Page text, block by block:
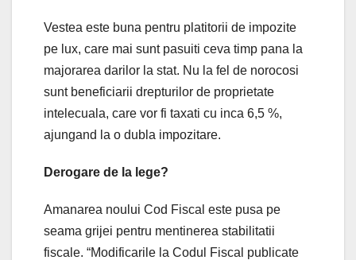
Vestea este buna pentru platitorii de impozite
pe lux, care mai sunt pasuiti ceva timp pana la
majorarea darilor la stat. Nu la fel de norocosi
sunt beneficiarii drepturilor de proprietate
intelecuala, care vor fi taxati cu inca 6,5 %,
ajungand la o dubla impozitare.
Derogare de la lege?
Amanarea noului Cod Fiscal este pusa pe
seama grijei pentru mentinerea stabilitatii
fiscale. “Modificarile la Codul Fiscal publicate